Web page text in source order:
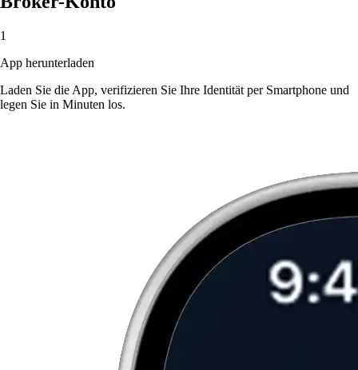
1
App herunterladen
Laden Sie die App, verifizieren Sie Ihre Identität per Smartphone und
legen Sie in Minuten los.